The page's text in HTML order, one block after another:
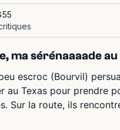
ma sérénaaaade au
escroc (Bourvil)
au Texas pour prendre
Sur la route, ils